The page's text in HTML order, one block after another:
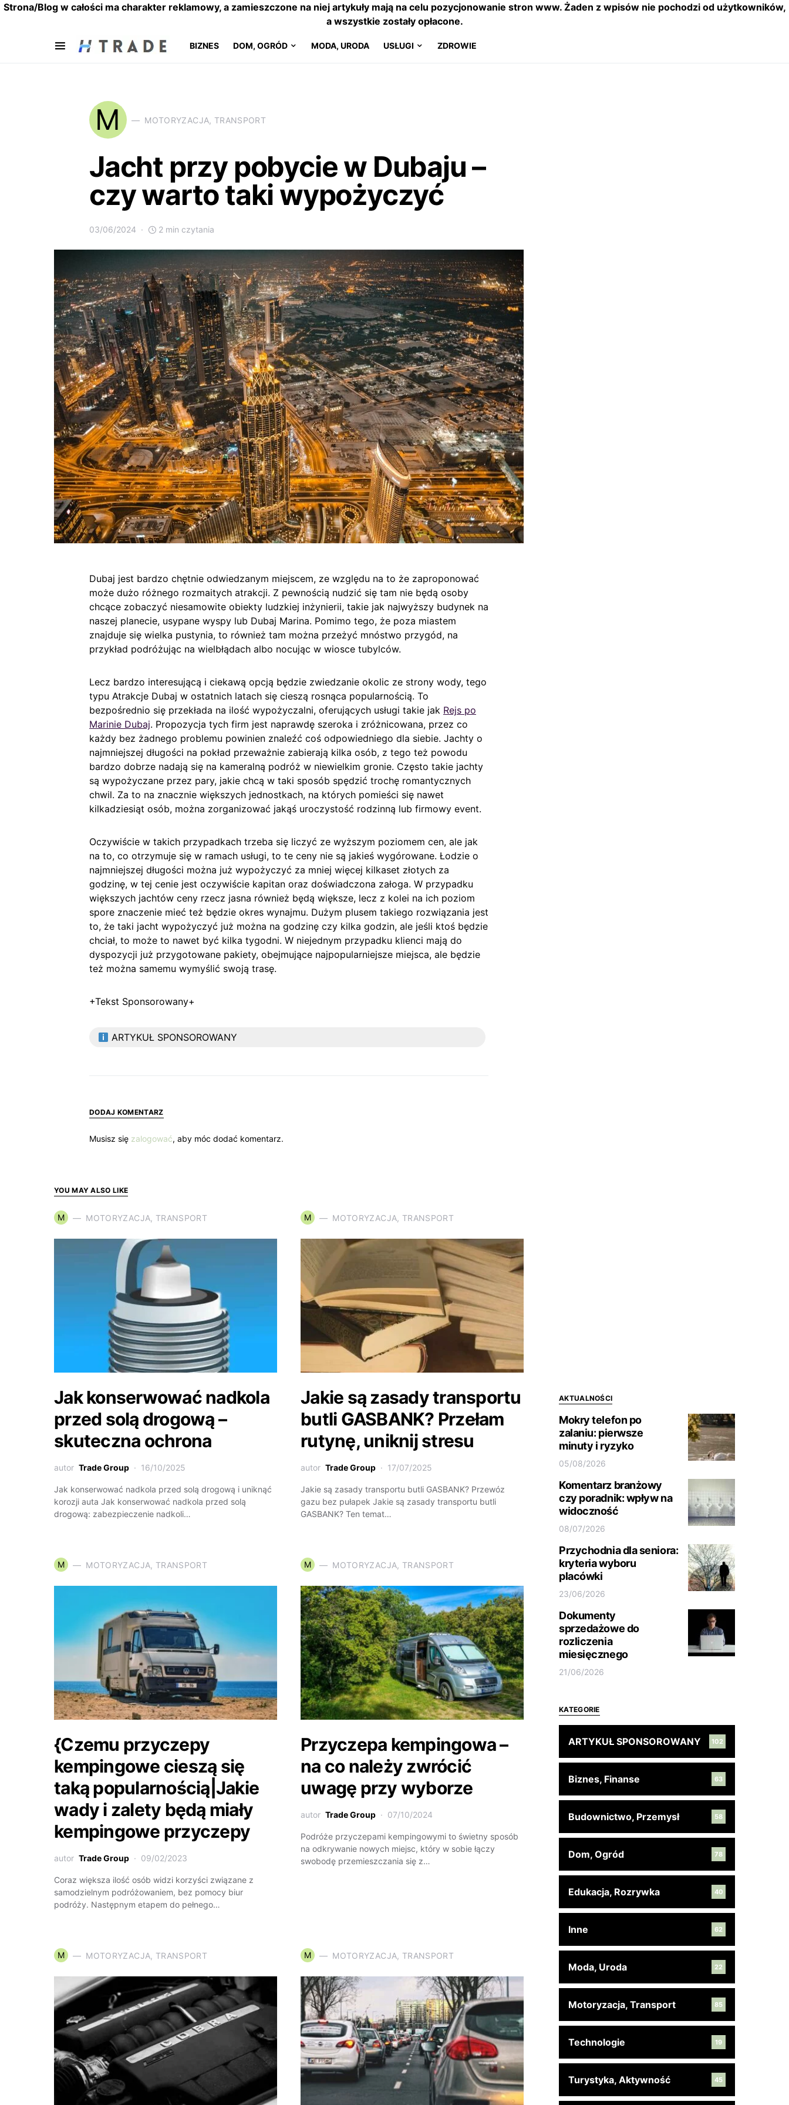
Strona/Blog w całości ma charakter reklamowy, a zamieszczone na niej artykuły mają na celu pozycjonowanie stron www. Żaden z wpisów nie pochodzi od użytkowników,
a wszystkie zostały opłacone.
BIZNES DOM, OGRÓD MODA, URODA USŁUGI ZDROWIE
M MOTORYZACJA, TRANSPORT
Jacht przy pobycie w Dubaju –
czy warto taki wypożyczyć
03/06/2024 2 min czytania
Dubaj jest bardzo chętnie odwiedzanym miejscem, ze względu na to że zaproponować
może dużo różnego rozmaitych atrakcji. Z pewnością nudzić się tam nie będą osoby
chcące zobaczyć niesamowite obiekty ludzkiej inżynierii, takie jak najwyższy budynek na
naszej planecie, usypane wyspy lub Dubaj Marina. Pomimo tego, że poza miastem
znajduje się wielka pustynia, to również tam można przeżyć mnóstwo przygód, na
przykład podróżując na wielbłądach albo nocując w wiosce tubylców.
Lecz bardzo interesującą i ciekawą opcją będzie zwiedzanie okolic ze strony wody, tego
typu Atrakcje Dubaj w ostatnich latach się cieszą rosnąca popularnością. To
bezpośrednio się przekłada na ilość wypożyczalni, oferujących usługi takie jak Rejs po
Marinie Dubaj. Propozycja tych firm jest naprawdę szeroka i zróżnicowana, przez co
każdy bez żadnego problemu powinien znaleźć coś odpowiedniego dla siebie. Jachty o
najmniejszej długości na pokład przeważnie zabierają kilka osób, z tego też powodu
bardzo dobrze nadają się na kameralną podróż w niewielkim gronie. Często takie jachty
są wypożyczane przez pary, jakie chcą w taki sposób spędzić trochę romantycznych
chwil. Za to na znacznie większych jednostkach, na których pomieści się nawet
kilkadziesiąt osób, można zorganizować jakąś uroczystość rodzinną lub firmowy event.
Oczywiście w takich przypadkach trzeba się liczyć ze wyższym poziomem cen, ale jak
na to, co otrzymuje się w ramach usługi, to te ceny nie są jakieś wygórowane. Łodzie o
najmniejszej długości można już wypożyczyć za mniej więcej kilkaset złotych za
godzinę, w tej cenie jest oczywiście kapitan oraz doświadczona załoga. W przypadku
większych jachtów ceny rzecz jasna również będą większe, lecz z kolei na ich poziom
spore znaczenie mieć też będzie okres wynajmu. Dużym plusem takiego rozwiązania jest
to, że taki jacht wypożyczyć już można na godzinę czy kilka godzin, ale jeśli ktoś będzie
chciał, to może to nawet być kilka tygodni. W niejednym przypadku klienci mają do
dyspozycji już przygotowane pakiety, obejmujące najpopularniejsze miejsca, ale będzie
też można samemu wymyślić swoją trasę.
+Tekst Sponsorowany+
ARTYKUŁ SPONSOROWANY
DODAJ KOMENTARZ
Musisz się zalogować, aby móc dodać komentarz.
YOU MAY ALSO LIKE
M MOTORYZACJA, TRANSPORT
Jak konserwować nadkola
przed solą drogową –
skuteczna ochrona
autor Trade Group 16/10/2025
Jak konserwować nadkola przed solą drogową i uniknąć
korozji auta Jak konserwować nadkola przed solą
drogową: zabezpieczenie nadkoli…
M MOTORYZACJA, TRANSPORT
Jakie są zasady transportu
butli GASBANK? Przełam
rutynę, uniknij stresu
autor Trade Group 17/07/2025
Jakie są zasady transportu butli GASBANK? Przewóz
gazu bez pułapek Jakie są zasady transportu butli
GASBANK? Ten temat…
M MOTORYZACJA, TRANSPORT
{Czemu przyczepy
kempingowe cieszą się
taką popularnością|Jakie
wady i zalety będą miały
kempingowe przyczepy
autor Trade Group 09/02/2023
Coraz większa ilość osób widzi korzyści związane z
samodzielnym podróżowaniem, bez pomocy biur
podróży. Następnym etapem do pełnego…
M MOTORYZACJA, TRANSPORT
Przyczepa kempingowa –
na co należy zwrócić
uwagę przy wyborze
autor Trade Group 07/10/2024
Podróże przyczepami kempingowymi to świetny sposób
na odkrywanie nowych miejsc, który w sobie łączy
swobodę przemieszczania się z…
M MOTORYZACJA, TRANSPORT M MOTORYZACJA, TRANSPORT
AKTUALNOŚCI
Mokry telefon po
zalaniu: pierwsze
minuty i ryzyko
05/08/2026
Komentarz branżowy
czy poradnik: wpływ na
widoczność
08/07/2026
Przychodnia dla seniora:
kryteria wyboru
placówki
23/06/2026
Dokumenty
sprzedażowe do
rozliczenia
miesięcznego
21/06/2026
KATEGORIE
ARTYKUŁ SPONSOROWANY 102
Biznes, Finanse 63
Budownictwo, Przemysł 58
Dom, Ogród 78
Edukacja, Rozrywka 40
Inne 62
Moda, Uroda 22
Motoryzacja, Transport 85
Technologie 19
Turystyka, Aktywność 45